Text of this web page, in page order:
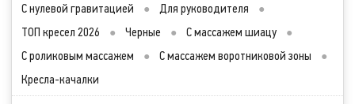
С нулевой гравитацией
● Для руководителя
●
ТОП кресел 2026
● Черные ● С массажем шиацу
●
С роликовым массажем
● С массажем воротниковой зоны
●
Кресла-качалки